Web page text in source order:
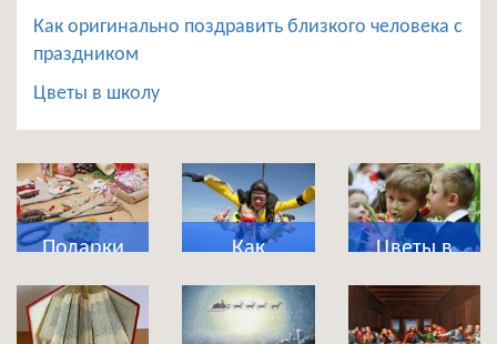
Как оригинально поздравить близкого человека с
праздником
Цветы в школу
Подарки
сделанные
своими
Как
оригинально
поздравить
Цветы в
школу